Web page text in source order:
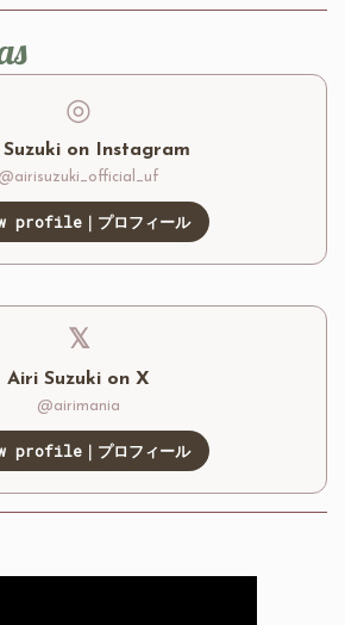
◎
on Instagram
@airisuzuki_official_uf
profile｜プロフィール
𝕏
Airi Suzuki on X
@airimania
profile｜プロフィール